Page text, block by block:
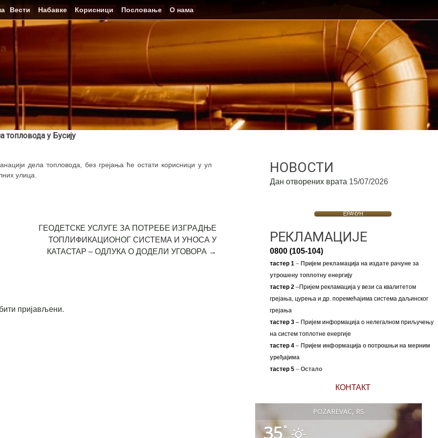
Вести Набавке Корисници Пословање О нама
топловода у Бусију
дела топловода, без грејања ће остати корисници у ул
улица.
ГЕОДЕТСКЕ УСЛУГЕ ЗА ПОТРЕБЕ ИЗГРАДЊЕ
ТОПЛИФИКАЦИОНОГ СИСТЕМА И УНОСА У
КАТАСТАР – ОДЛУКА О ДОДЕЛИ УГОВОРА →
бити пријављени.
НОВОСТИ
Дан отворених врата 15/07/2026
ЕРАЧУН
РЕКЛАМАЦИЈЕ
0800 (105-104)
тастер 1–Пријем рекламација на издате рачуне за
утрошену топлотну енергију
тастер 2–Пријем рекламација у вези са квалитетом
грејања, цурења и др. поремећајима система даљинског
грејања
тастер 3– Пријем информација о нелегалном приључењу
на систем топлотне енергије
тастер 4 – Пријем информација о потрошњи на мерним
уређајима
тастер 5 – Остало
КОНТАКТ
POŽAREVAC, RS
35°